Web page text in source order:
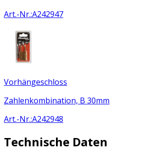
Art.-Nr.:A242947
Vorhängeschloss
Zahlenkombination, B 30mm
Art.-Nr.:A242948
Technische Daten